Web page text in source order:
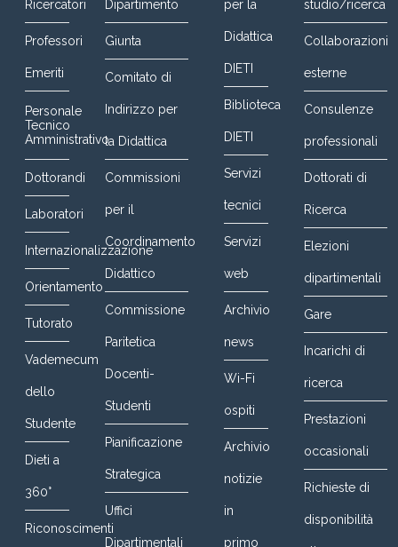
Ricercatori
Professori
Emeriti
Personale
Tecnico
Amministrativo
Dottorandi
Laboratori
Internazionalizzazione
Orientamento
Tutorato
Vademecum
dello
Studente
Dieti a
360°
Riconoscimenti
Dipartimento
Giunta
Comitato di
Indirizzo per
la Didattica
Commissioni
per il
Coordinamento
Didattico
Commissione
Paritetica
Docenti-
Studenti
Pianificazione
Strategica
Uffici
Dipartimentali
per la
Didattica
DIETI
Biblioteca
DIETI
Servizi
tecnici
Servizi
web
Archivio
news
Wi-Fi
ospiti
Archivio
notizie
in
primo
studio/ricerca
Collaborazioni
esterne
Consulenze
professionali
Dottorati di
Ricerca
Elezioni
dipartimentali
Gare
Incarichi di
ricerca
Prestazioni
occasionali
Richieste di
disponibilità